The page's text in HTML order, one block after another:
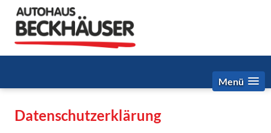
Menü
Datenschutz­erklärung